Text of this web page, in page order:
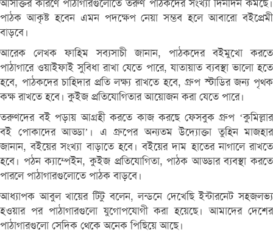
আসক্তির কারণে পাঠাগারগুলোতে তরুণ পাঠকদের সংখ্যা দিনদিন কমছে।
পাঠক আকৃষ্ট হবেন এমন পদক্ষেপ নেয়া সম্ভব হলে আবারো বইপ্রেমী
বাড়বে।
আরেক লেখক ফাহিম সব্যসাচী জানান, পাঠকদের বইমুখো করতে
পাঠাগারে ওয়াইফাই সুবিধা রাখা যেতে পারে, যাতায়াত ব্যবস্থা ভালো হতে
হবে, পাঠকদের চাহিদার প্রতি লক্ষ্য রাখতে হবে, গ্রুপ স্টাডির জন্য পৃথক
কক্ষ রাখতে হবে। কুইজ প্রতিযোগিতার আয়োজন করা যেতে পারে।
তরুণদের বই পড়ায় আগ্রহী করতে কাজ করছে ফেসবুক গ্রুপ ‘কুমিল্লার
বই পোকাদের আড্ডা’। এ গ্রুপের অন্যতম উদ্যোক্তা তুহিন মাজহার
জানান, বইয়ের সংখ্যা বাড়াতে হবে। বইয়ের দাম হাতের নাগালে রাখতে
হবে। পঠন ক্যাম্পেইন, কুইজ প্রতিযোগিতা, পাঠক আড্ডার ব্যবস্থা করতে
পারলে পাঠাগারগুলোতে পাঠক বাড়বে।
আধ্যাপক আবুল খায়ের টিটু বলেন, লন্ডনে দেখেছি ইন্টারনেট সহজলভ্য
হওয়ার পর পাঠাগারগুলো যুগোপযোগী করা হয়েছে। আমাদের দেশের
পাঠাগারগুলো সেদিক থেকে অনেক পিছিয়ে আছে।